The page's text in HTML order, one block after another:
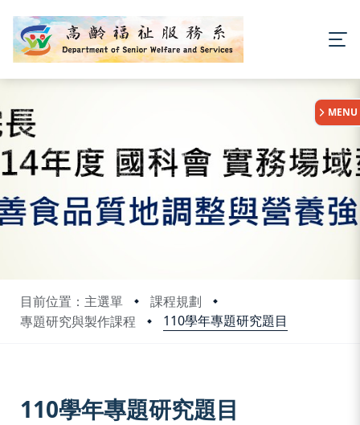
目前位置：主選單
課程規劃
專題研究與製作課程
110學年專題研究題目
:::
MENU
110學年專題研究題目